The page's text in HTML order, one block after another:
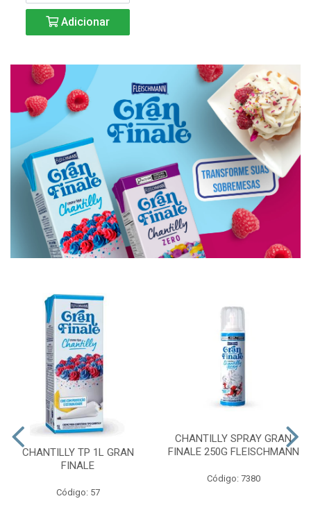
Adicionar
CHANTILLY TP 1L GRAN
FINALE
Código: 57
CHANTILLY SPRAY GRAN
FINALE 250G FLEISCHMANN
Código: 7380